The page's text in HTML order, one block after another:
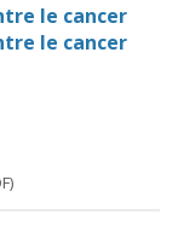
le cancer
le cancer